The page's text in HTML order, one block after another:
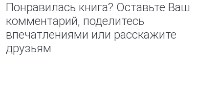
Понравилась книга? Оставьте Ваш
комментарий, поделитесь
впечатлениями или расскажите
друзьям